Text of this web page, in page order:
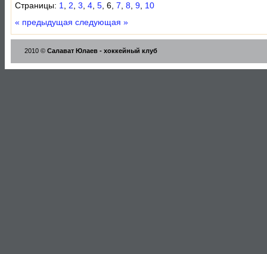
Страницы: 1 2 3 4 5 , 6, 7 8 9 10
« предыдущая следующая »
2010 © Салават Юлаев - хоккейный клуб